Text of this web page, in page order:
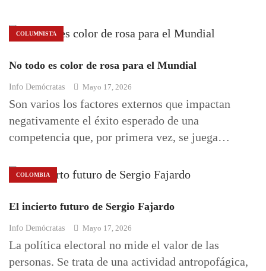
COLUMNISTA
No todo es color de rosa para el Mundial
Info Demócratas Mayo 17, 2026
Son varios los factores externos que impactan
negativamente el éxito esperado de una
competencia que, por primera vez, se juega…
COLOMBIA
El incierto futuro de Sergio Fajardo
Info Demócratas Mayo 17, 2026
La política electoral no mide el valor de las
personas. Se trata de una actividad antropofágica,